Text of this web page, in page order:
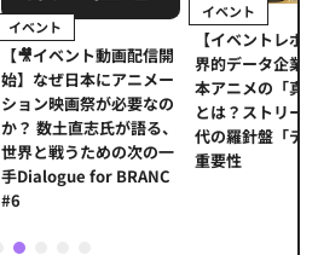
イベント
【🎥イベント動画配信開
始】なぜ日本にアニメー
ション映画祭が必要なの
か？ 数土直志氏が語る、
世界と戦うための次の一
手Dialogue for BRANC
#6
イベント
【イベントレポ
界的データ企業
本アニメの「真
とは？ストリー
代の羅針盤「デ
重要性